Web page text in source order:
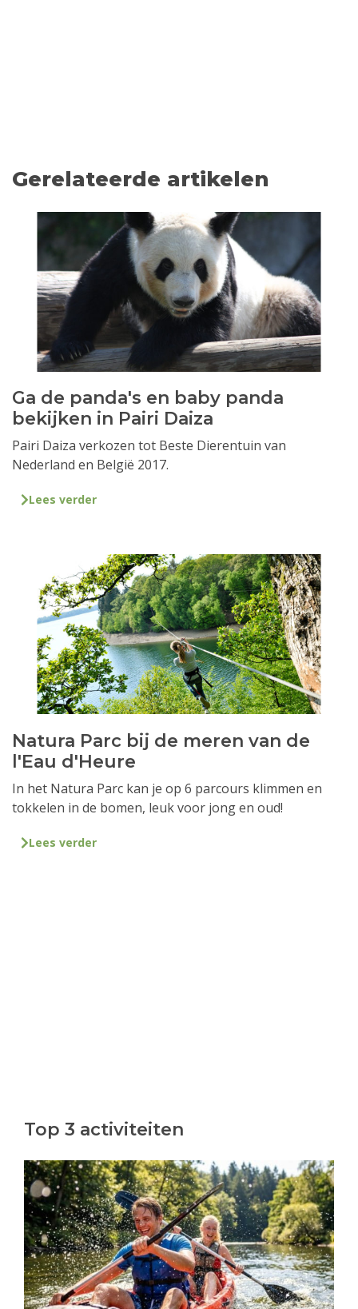
Gerelateerde artikelen
Ga de panda's en baby panda
bekijken in Pairi Daiza
Pairi Daiza verkozen tot Beste Dierentuin van
Nederland en België 2017.
Lees verder
Natura Parc bij de meren van de
l'Eau d'Heure
In het Natura Parc kan je op 6 parcours klimmen en
tokkelen in de bomen, leuk voor jong en oud!
Lees verder
Top 3 activiteiten